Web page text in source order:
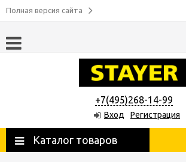
Полная версия сайта
+7(495)268-14-99
Вход Регистрация
Каталог товаров